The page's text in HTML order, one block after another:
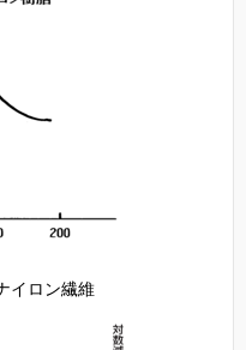
イロン繊維